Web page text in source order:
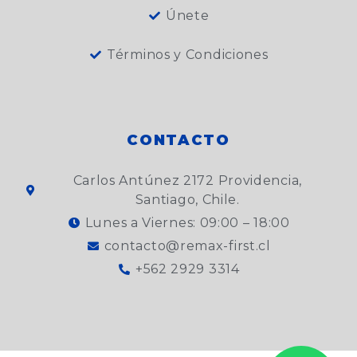
Únete
Términos y Condiciones
CONTACTO
Carlos Antúnez 2172 Providencia,
Santiago, Chile.
Lunes a Viernes: 09:00 – 18:00
contacto@remax-first.cl
+562 2929 3314